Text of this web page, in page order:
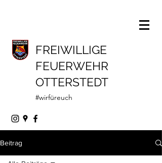
FREIWILLIGE
FEUERWEHR
OTTERSTEDT
#wirfüreuch
Beitrag